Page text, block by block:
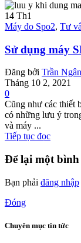
14 Th1
Máy đo Spo2, Tư
Sử dụng máy
Đăng bởi Trần Ngân
Tháng 10 2, 2021
0
Cũng như các thiết
có những lưu ý
và máy ...
Tiếp tục đọc
Để lại một
Bạn phải đăng nhập
Đóng
Chuyên mục tin tức